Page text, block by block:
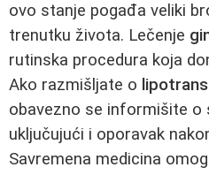
ovo stanje pogađa veliki
trenutku života. Lečenje
rutinska procedura koja
Ako razmišljate o
obavezno se informišite o
uključujući i oporavak
Savremena medicina